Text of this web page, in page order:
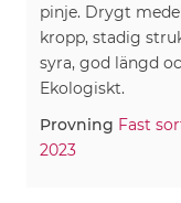
pinje. Drygt
kropp, stadig
syra, god längd
Ekologiskt.
Provning Fast
2023